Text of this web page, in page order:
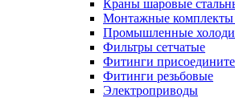
Краны шаровые
Монтажные
Промышленные
Фильтры сетчатые
Фитинги
Фитинги резьбовые
Электроприводы